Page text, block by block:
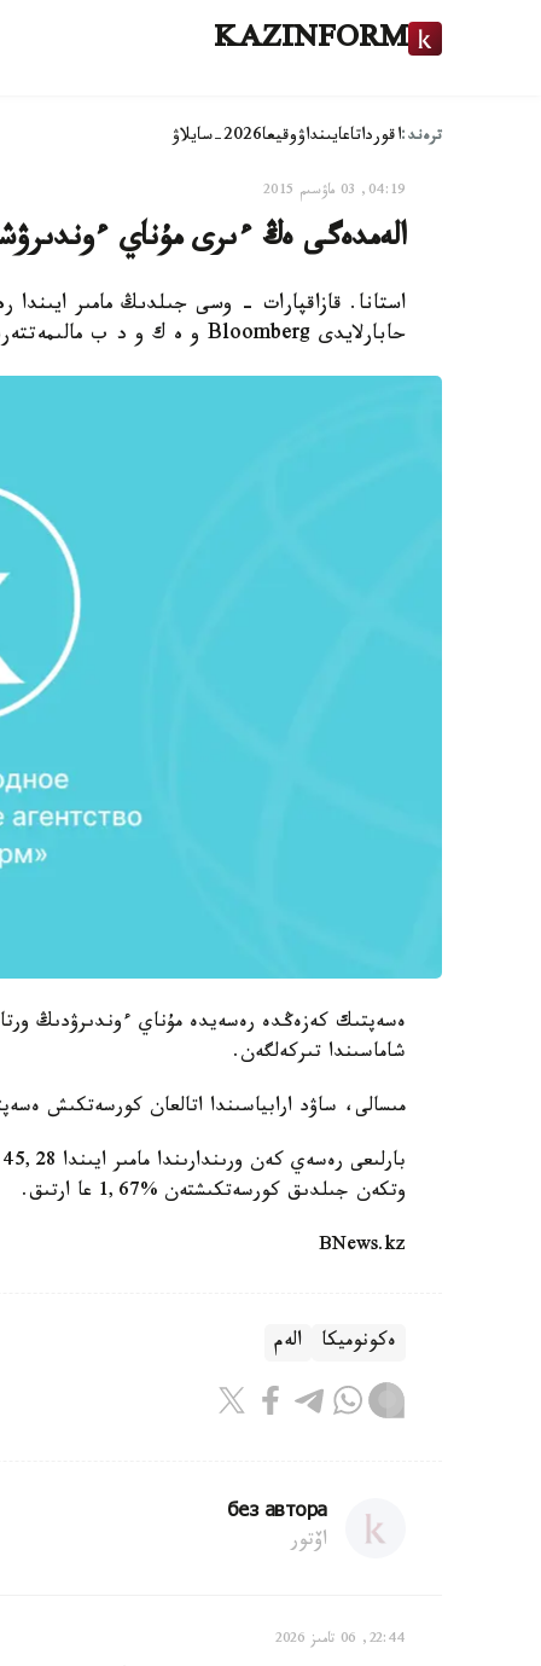
KAZINFORM
ترەند:اقورداتاعايىنداۋوقيعا2026-سايلاۋ
04:19, 03 ماۋسىم 2015
الەمدەگى ەڭ ءىرى مۇناي
استانا. قازاقپارات - وسى جىلدىڭ مامىر
حابارلايدى Bloomberg و ە ك و د ب مالىمەتتەرىنە سىلتەمە جاساپ.
شاماسىندا تىركەلگەن.
مىسالى، ساۋد ارابياسىندا اتالعان كورسەتكىش ەسەپتىك كەزەڭدە 10,25
وتكەن جىلدىق كورسەتكىشتەن %1,67 عا ارتىق.
BNews.kz
ەكونوميكا الەم
без автора
اۆتور
22:44, 06 تامىز 2026